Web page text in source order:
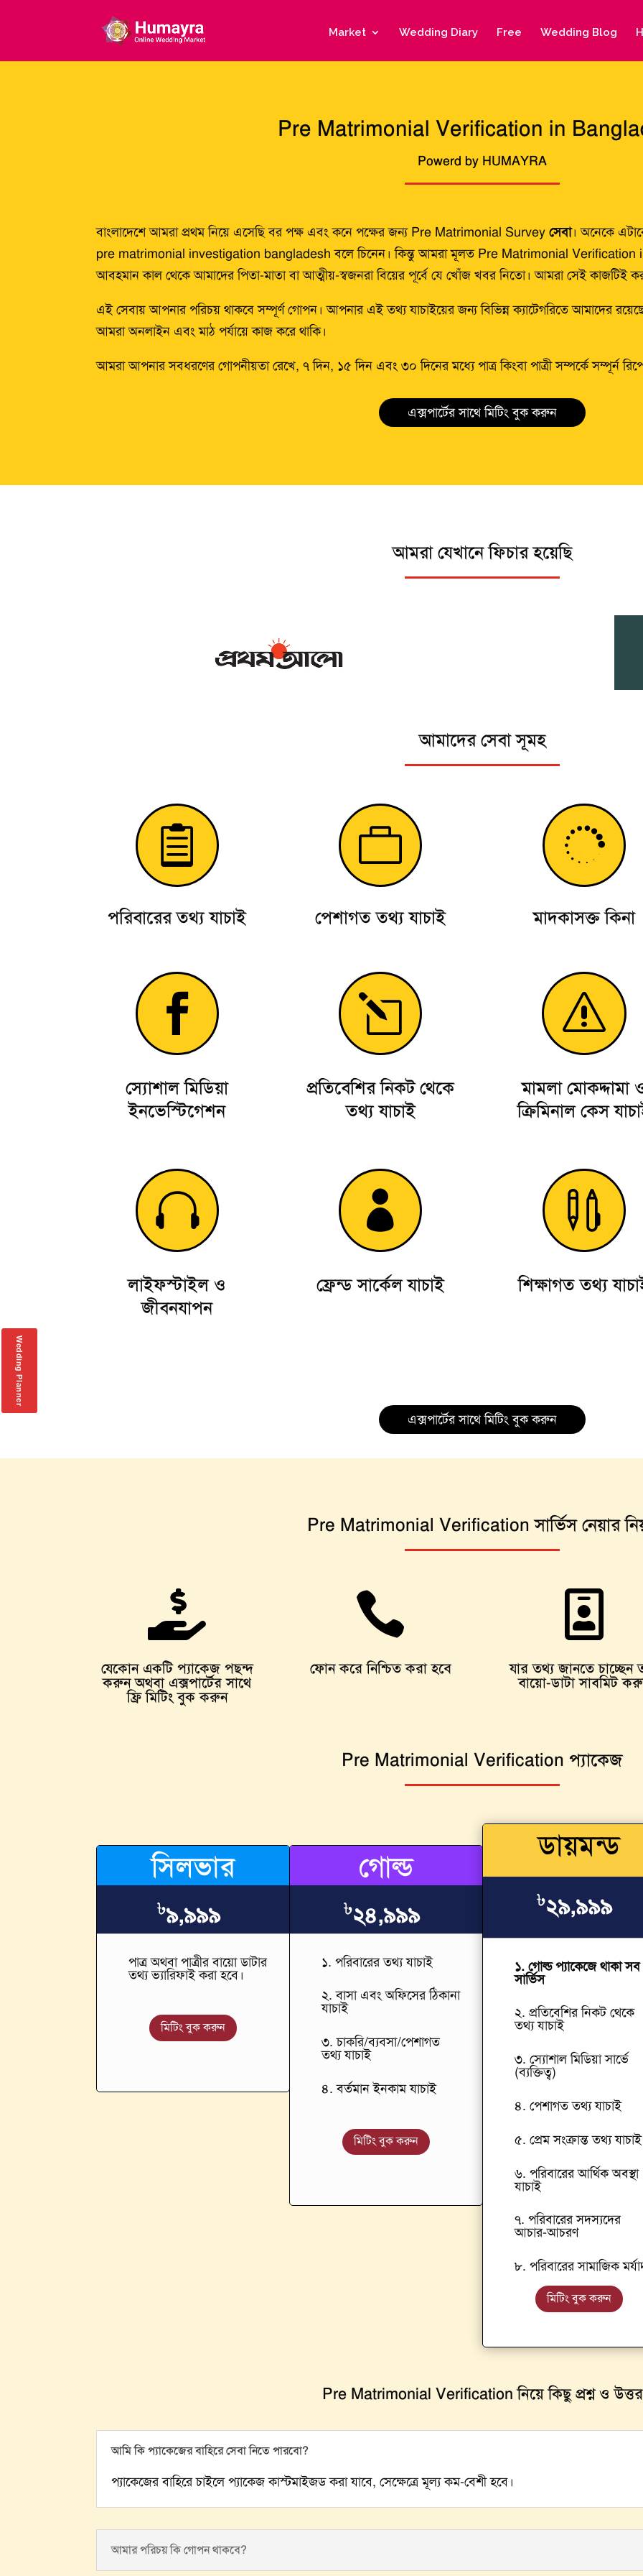
Market Wedding Diary Free Wedding Blog
Pre Matrimonial Verification in
Powerd by HUMAYRA
বাংলাদেশে আমরা প্রথম নিয়ে এসেছি বর পক্ষ এবং কনে পক্ষের জন্য Pre Matrimonial Survey সেবা। অনেকে
pre matrimonial investigation bangladesh বলে চিনেন। কিন্তু আমরা মূলত Pre Matrimonial Verification
আবহমান কাল থেকে আমাদের পিতা-মাতা বা আত্মীয়-স্বজনরা বিয়ের পূর্বে যে খোঁজ খবর নিতো। আমরা সেই কাজটিই
এই সেবায় আপনার পরিচয় থাকবে সম্পূর্ণ গোপন। আপনার এই তথ্য যাচাইয়ের জন্য বিভিন্ন ক্যাটেগরিতে আমাদের রয়েছে
আমরা অনলাইন এবং মাঠ পর্যায়ে কাজ করে থাকি।
আমরা আপনার সবধরণের গোপনীয়তা রেখে, ৭ দিন, ১৫ দিন এবং ৩০ দিনের মধ্যে পাত্র কিংবা পাত্রী সম্পর্কে সম্পূর্ন
এক্সপার্টের সাথে মিটিং বুক করুন
আমরা যেখানে ফিচার হয়েছি
আমাদের সেবা সূমহ

পরিবারের তথ্য যাচাই

পেশাগত তথ্য যাচাই

মাদকাসক্ত কিনা

স্যোশাল মিডিয়া
ইনভেস্টিগেশন
l
প্রতিবেশির নিকট থেকে
তথ্য যাচাই
s
মামলা মোকদ্দামা
ক্রিমিনাল কেস

লাইফস্টাইল ও
জীবনযাপন

ফ্রেন্ড সার্কেল যাচাই

শিক্ষাগত তথ্য
এক্সপার্টের সাথে মিটিং বুক করুন
Pre Matrimonial Verification সার্ভিস নেয়ার

যেকোন একটি প্যাকেজ পছন্দ
করুন অথবা এক্সপার্টের সাথে
ফ্রি মিটিং বুক করুন

ফোন করে নিশ্চিত করা হবে

যার তথ্য জানতে চাচ্ছেন
বায়ো-ডাটা সাবমিট
Pre Matrimonial Verification প্যাকেজ
সিলভার
৳৯,৯৯৯
পাত্র অথবা পাত্রীর বায়ো ডাটার
তথ্য ভ্যারিফাই করা হবে।
মিটিং বুক করুন
গোল্ড
৳২৪,৯৯৯
১. পরিবারের তথ্য যাচাই
২. বাসা এবং অফিসের ঠিকানা
যাচাই
৩. চাকরি/ব্যবসা/পেশাগত
তথ্য যাচাই
৪. বর্তমান ইনকাম যাচাই
মিটিং বুক করুন
ডায়মন্ড
৳২৯,৯৯৯
১. গোল্ড প্যাকেজে থাকা সব
সার্ভিস
২. প্রতিবেশির নিকট থেকে
তথ্য যাচাই
৩. স্যোশাল মিডিয়া সার্ভে
(ব্যক্তিত্ব)
৪. পেশাগত তথ্য যাচাই
৫. প্রেম সংক্রান্ত তথ্য যাচাই
৬. পরিবারের আর্থিক অবস্থা
যাচাই
৭. পরিবারের সদস্যদের
আচার-আচরণ
৮. পরিবারের সামাজিক
মিটিং বুক করুন
Pre Matrimonial Verification নিয়ে কিছু প্রশ্ন ও উত্তর
আমি কি প্যাকেজের বাহিরে সেবা নিতে পারবো?
প্যাকেজের বাহিরে চাইলে প্যাকেজ কাস্টমাইজড করা যাবে, সেক্ষেত্রে মূল্য কম-বেশী হবে।
আমার পরিচয় কি গোপন থাকবে?
Wedding Planner